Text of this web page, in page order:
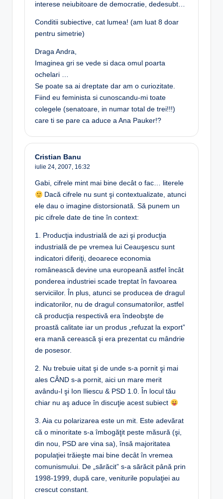
interese neiubitoare de democratie, dedesubt…
Conditii subiective, cat lumea! (am luat 8 doar
pentru simetrie)
Draga Andra,
Imaginea gri se vede si daca omul poarta
ochelari …
Se poate sa ai dreptate dar am o curiozitate.
Fiind eu feminista si cunoscandu-mi toate
colegele (senatoare, in numar total de trei!!!)
care ti se pare ca aduce a Ana Pauker!?
Cristian Banu
iulie 24, 2007, 16:32
Gabi, cifrele mint mai bine decât o fac… literele
Dacă cifrele nu sunt şi contextualizate, atunci
ele dau o imagine distorsionată. Să punem un
pic cifrele date de tine în context:
1. Producţia industrială de azi şi producţia
industrială de pe vremea lui Ceauşescu sunt
indicatori diferiţi, deoarece economia
românească devine una europeană astfel încât
ponderea industriei scade treptat în favoarea
serviciilor. În plus, atunci se producea de dragul
indicatorilor, nu de dragul consumatorilor, astfel
că producţia respectivă era îndeobşte de
proastă calitate iar un produs „refuzat la export”
era mană cerească şi era prezentat cu mândrie
de posesor.
2. Nu trebuie uitat şi de unde s-a pornit şi mai
ales CÂND s-a pornit, aici un mare merit
avându-l şi Ion Iliescu & PSD 1.0. În locul tău
chiar nu aş aduce în discuţie acest subiect
3. Aia cu polarizarea este un mit. Este adevărat
că o minoritate s-a îmbogăţit peste măsură (şi,
din nou, PSD are vina sa), însă majoritatea
populaţiei trăieşte mai bine decât în vremea
comunismului. De „sărăcit” s-a sărăcit până prin
1998-1999, după care, veniturile populaţiei au
crescut constant.